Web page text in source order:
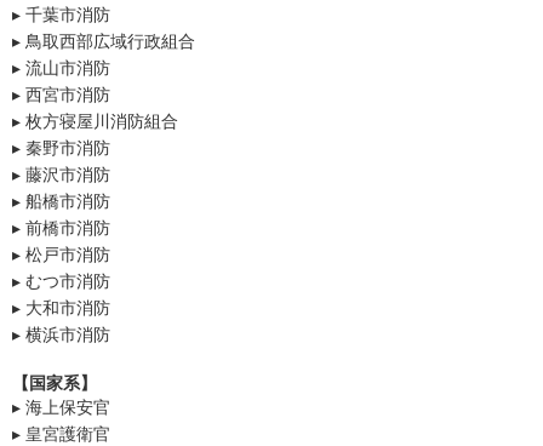
▸ 千葉市消防
▸ 鳥取西部広域行政組合
▸ 流山市消防
▸ 西宮市消防
▸ 枚方寝屋川消防組合
▸ 秦野市消防
▸ 藤沢市消防
▸ 船橋市消防
▸ 前橋市消防
▸ 松戸市消防
▸ むつ市消防
▸ 大和市消防
▸ 横浜市消防
【国家系】
▸ 海上保安官
▸ 皇宮護衛官